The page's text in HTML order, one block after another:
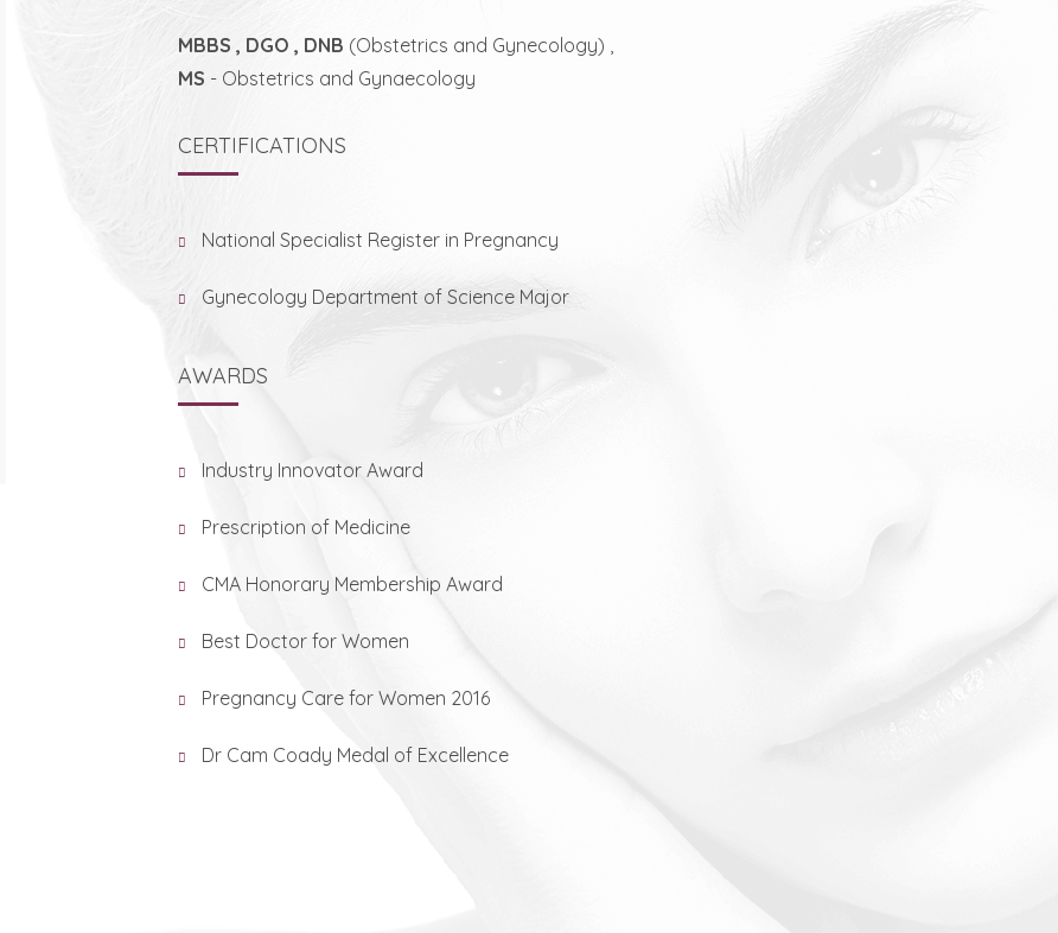
MBBS , DGO , DNB (Obstetrics and Gynecology) ,
MS - Obstetrics and Gynaecology
CERTIFICATIONS
National Specialist Register in Pregnancy
Gynecology Department of Science Major
AWARDS
Industry Innovator Award
Prescription of Medicine
CMA Honorary Membership Award
Best Doctor for Women
Pregnancy Care for Women 2016
Dr Cam Coady Medal of Excellence